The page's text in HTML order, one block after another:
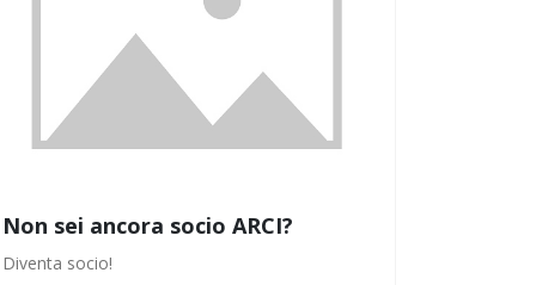
Non sei ancora socio ARCI?
Diventa socio!